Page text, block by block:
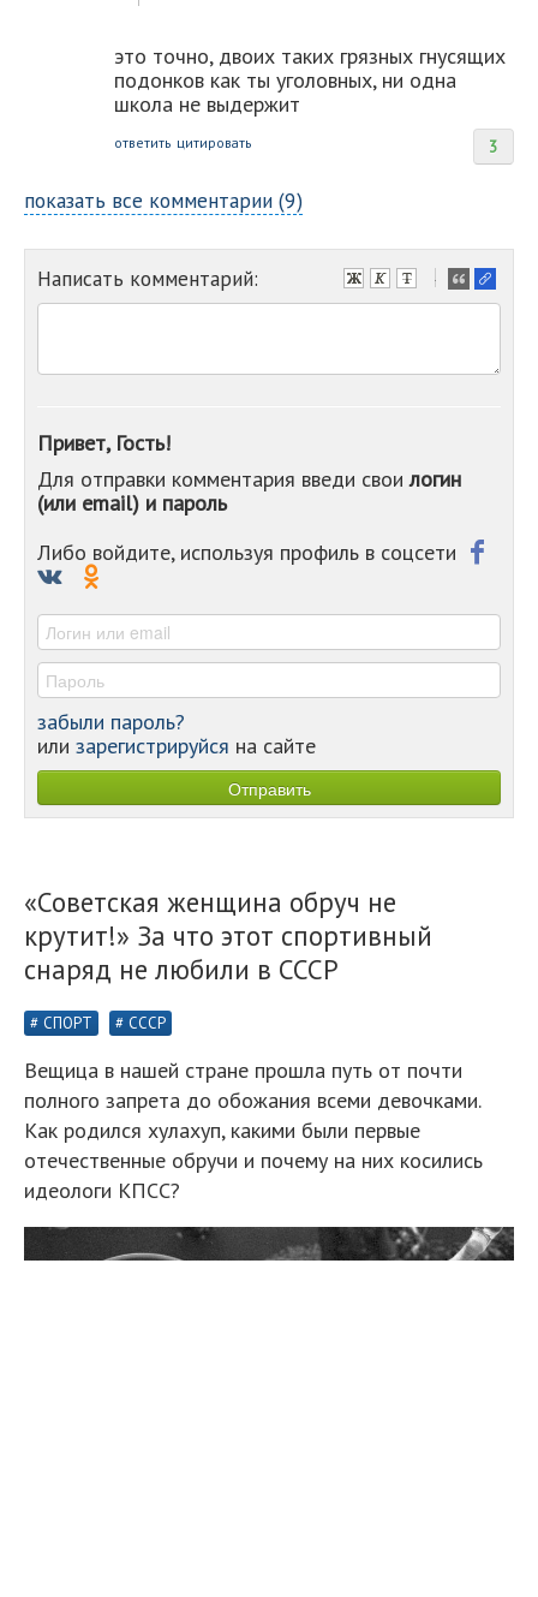
это точно, двоих таких грязных гнусящих
подонков как ты уголовных, ни одна
школа не выдержит
3
ответить цитировать
показать все комментарии (9)
Написать комментарий:
-
-
-
-
-
Привет, Гость!
Для отправки комментария введи своилогин
(или email) и пароль
Либо войдите, используя профиль в соцсети
забыли пароль?
или зарегистрируйся на сайте
«Советская женщина обруч не
крутит!» За что этот спортивный
снаряд не любили в СССР
СПОРТ СССР
Вещица в нашей стране прошла путь от почти
полного запрета до обожания всеми девочками.
Как родился хулахуп, какими были первые
отечественные обручи и почему на них косились
идеологи КПСС?